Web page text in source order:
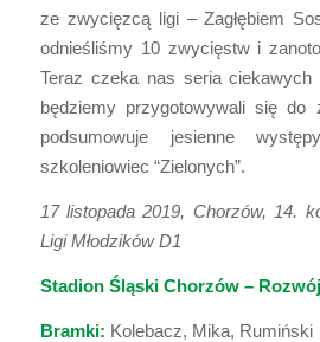
ze zwycięzcą ligi – Zagłębiem
odnieśliśmy 10 zwycięstw i
Teraz czeka nas seria ciekawych
będziemy przygotowywali się do
podsumowuje jesienne
szkoleniowiec “Zielonych”.
17 listopada 2019, Chorzów, 14.
Ligi Młodzików D1
Stadion Śląski Chorzów –
Bramki: Kolebacz, Mika, Rumiński